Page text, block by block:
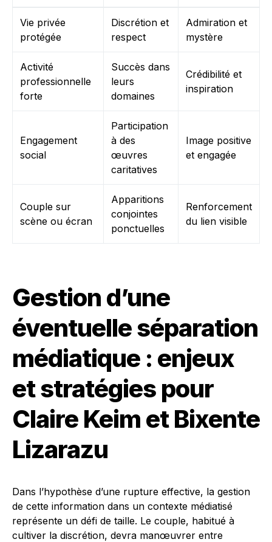
Vie privée
protégée
Discrétion et
respect
Admiration et
mystère
Activité
professionnelle
forte
Succès dans
leurs
domaines
Crédibilité et
inspiration
Engagement
social
Participation
à des
œuvres
caritatives
Image positive
et engagée
Couple sur
scène ou écran
Apparitions
conjointes
ponctuelles
Renforcement
du lien visible
Gestion d’une
éventuelle séparation
médiatique : enjeux
et stratégies pour
Claire Keim et Bixente
Lizarazu
Dans l’hypothèse d’une rupture effective, la gestion
de cette information dans un contexte médiatisé
représente un défi de taille. Le couple, habitué à
cultiver la discrétion, devra manœuvrer entre